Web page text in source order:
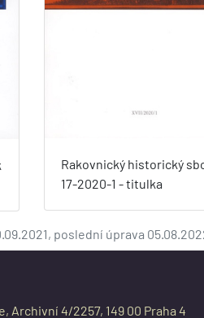
Rakovnický historický
17-2020-1 - titulka
poslední úprava
Archivní 4/2257, 149 00 Praha 4